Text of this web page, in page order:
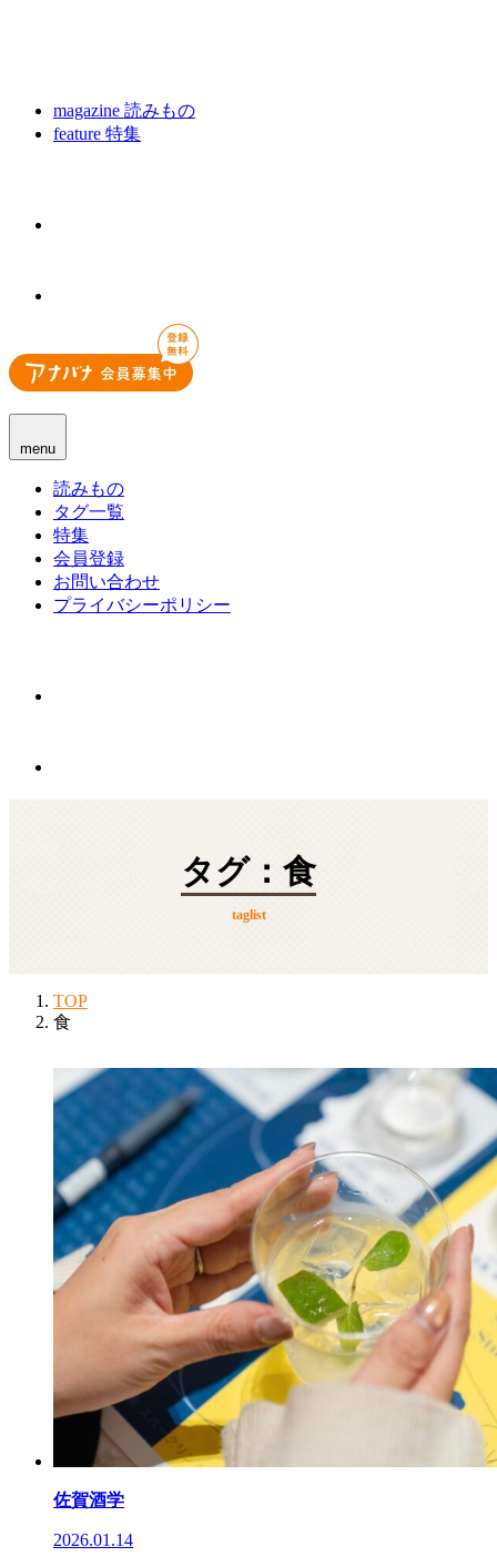
magazine 読みもの
feature 特集
menu
読みもの
タグ一覧
特集
会員登録
お問い合わせ
プライバシーポリシー
タグ：食
taglist
TOP
食
佐賀酒学
2026.01.14